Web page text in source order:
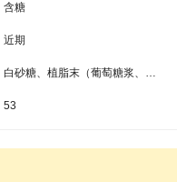
含糖
近期
白砂糖、植脂末（葡萄糖浆、全脂奶粉、食用盐等）
53